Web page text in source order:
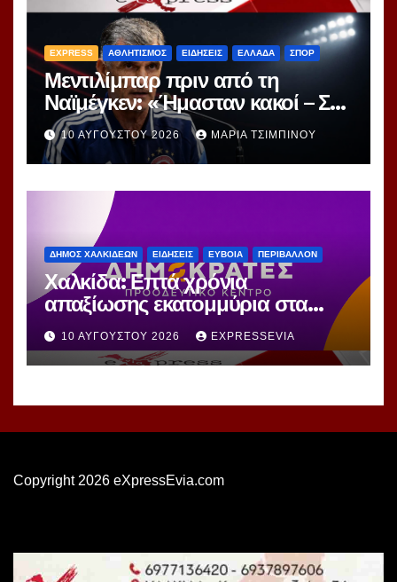
EXPRESS ΑΘΛΗΤΙΣΜΟΣ ΕΙΔΗΣΕΙΣ ΕΛΛΑΔΑ ΣΠΟΡ
Μεντιλίμπαρ πριν από τη
Ναϊμέγκεν: «Ήμασταν κακοί – Στη
ρεβάνς μετρά μόνο η νίκη»
10 ΑΥΓΟΎΣΤΟΥ 2026 ΜΑΡΊΑ ΤΣΙΜΠΙΝΟΎ
ΔΗΜΟΣ ΧΑΛΚΙΔΕΩΝ ΕΙΔΗΣΕΙΣ ΕΥΒΟΙΑ ΠΕΡΙΒΑΛΛΟΝ
Χαλκίδα: Επτά χρόνια
απαξίωσης εκατομμύρια στα
σκουπίδια και μια Πόλη που
οδηγείται σε αδιέξοδο
10 ΑΥΓΟΎΣΤΟΥ 2026 EXPRESSEVIA
Copyright 2026 eXpressEvia.com